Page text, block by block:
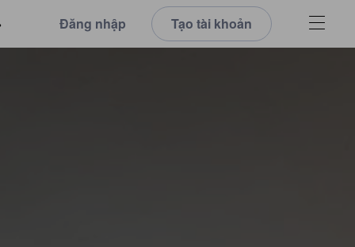
Đăng nhập Tạo tài khoản